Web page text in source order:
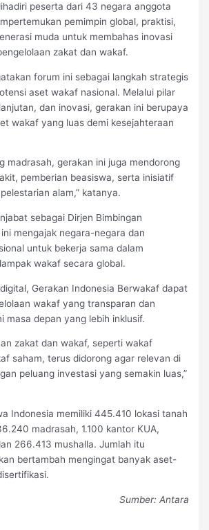
peserta dari 43 negara anggota
pemimpin global, praktisi,
muda untuk membahas inovasi
zakat dan wakaf.
forum ini sebagai langkah strategis
aset wakaf nasional. Melalui pilar
dan inovasi, gerakan ini berupaya
wakaf yang luas demi kesejahteraan
madrasah, gerakan ini juga mendorong
pemberian beasiswa, serta inisiatif
alam,” katanya.
sebagai Dirjen Bimbingan
mengajak negara-negara dan
untuk bekerja sama dalam
wakaf secara global.
Gerakan Indonesia Berwakaf dapat
wakaf yang transparan dan
masa depan yang lebih inklusif.
zakat dan wakaf, seperti wakaf
saham, terus didorong agar relevan di
peluang investasi yang semakin luas,”
Indonesia memiliki 445.410 lokasi tanah
madrasah, 1.100 kantor KUA,
266.413 mushalla. Jumlah itu
bertambah mengingat banyak aset-
Sumber: Antara